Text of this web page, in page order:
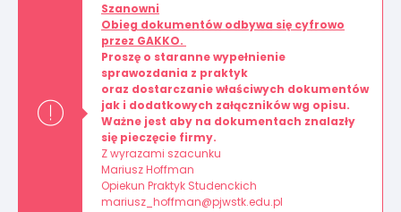
Szanowni
Obieg dokumentów odbywa się cyfrowo
przez GAKKO.
Proszę o staranne wypełnienie
sprawozdania z praktyk
oraz dostarczanie właściwych dokumentów
jak i dodatkowych załączników wg opisu.
Ważne jest aby na dokumentach znalazły
się pieczęcie firmy.
Z wyrazami szacunku
Mariusz Hoffman
Opiekun Praktyk Studenckich
mariusz_hoffman@pjwstk.edu.pl